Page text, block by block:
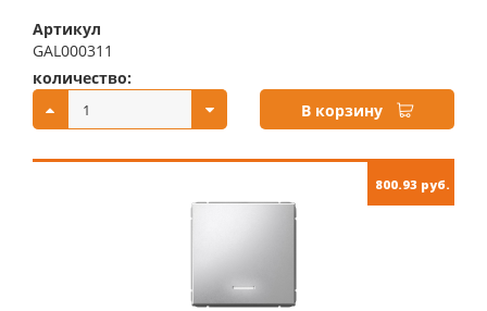
Артикул
GAL000311
количество:
В корзину
800.93 руб.